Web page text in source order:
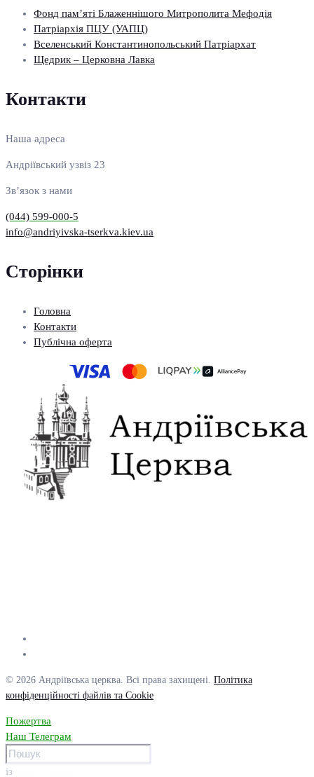
Фонд пам’яті Блаженнішого Митрополита Мефодія
Патріархія ПЦУ (УАПЦ)
Вселенський Константинопольський Патріархат
Щедрик – Церковна Лавка
Контакти
Наша адреса
Андріївський узвіз 23
Зв’язок з нами
(044) 599-000-5
info@andriyivska-tserkva.kiev.ua
Сторінки
Головна
Контакти
Публічна оферта
© 2026 Андріївська церква. Всі права захищені. Політика
конфіденційності файлів та Cookie
Пожертва
Наш Телеграм
із